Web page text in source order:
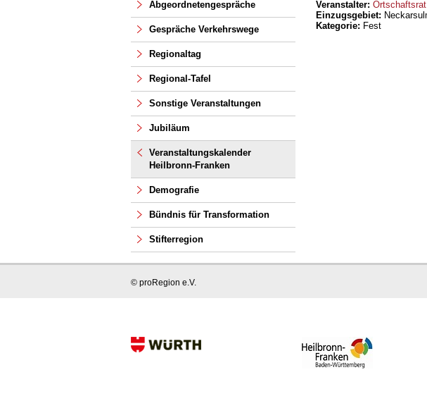
Abgeordnetengespräche
Gespräche Verkehrswege
Regionaltag
Regional-Tafel
Sonstige Veranstaltungen
Jubiläum
Veranstaltungskalender
Heilbronn-Franken
Demografie
Bündnis für Transformation
Stifterregion
Veranstalter:
Einzugsgebiet:
Kategorie: Fest
© proRegion e.V.